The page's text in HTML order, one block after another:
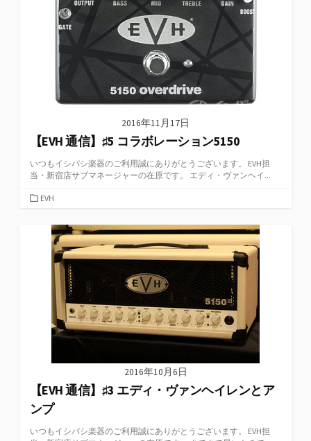
2016年11月17日
【EVH 通信】♯5 コラボレーション5150
いつもイシバシ楽器のご利用誠にありがとうございます。 EVH担
当・新宿店サブマネージャーの在原です。 エディ・ヴァンヘイ...
カEVH
2016年10月6日
【EVH 通信】♯3 エディ・ヴァンヘイレンとア
ンプ
いつもイシバシ楽器のご利用誠にありがとうございます。 EVH担